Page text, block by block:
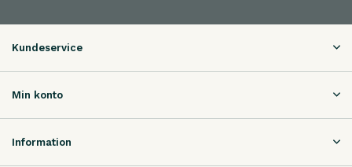
Kundeservice
Min konto
Information